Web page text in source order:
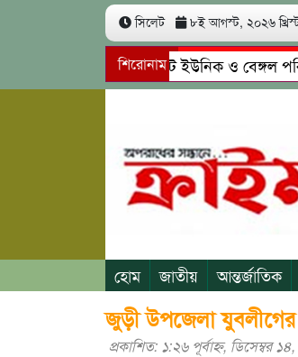
সিলেট ৮ই আগস্ট, ২০২৬
শিরোনাম
সিলেটে ইউনিক ও বেঙ্গল
গোয়াইনঘাটে প্রেমের ফাঁদে তরুণী
হোম জাতীয় আন্তর্জাতিক
জুড়ী উপজেলা যুবলীগের
প্রকাশিত: ১:২৬ পূর্বাহ্ণ, ডিসেম্বর